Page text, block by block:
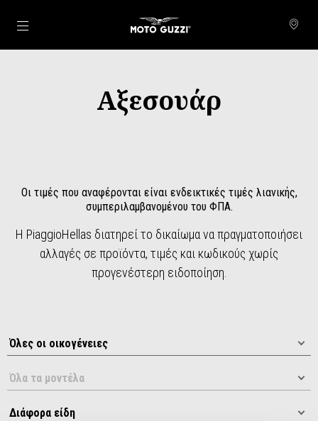
Μετάβαση στο κυρίως περιεχόμενο
Αξεσουάρ
Οι τιμές που αναφέρονται είναι ενδεικτικές τιμές λιανικής,
συμπεριλαμβανομένου του ΦΠΑ.
Η PiaggioHellas διατηρεί το δικαίωμα να πραγματοποιήσει
αλλαγές σε προϊόντα, τιμές και κωδικούς χωρίς
προγενέστερη ειδοποίηση.